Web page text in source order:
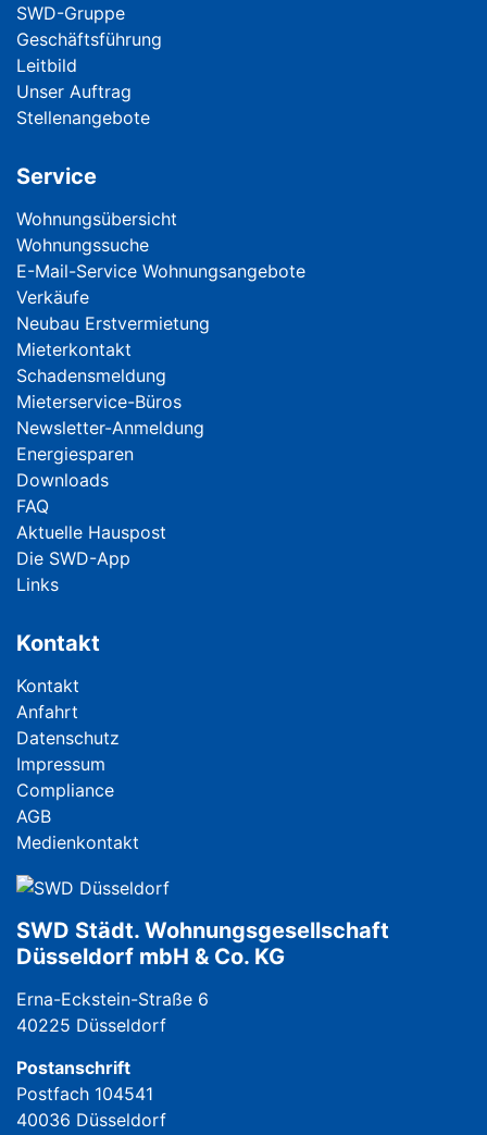
Navigation überspringen
SWD-Gruppe
Geschäftsführung
Leitbild
Unser Auftrag
Stellenangebote
Service
Navigation überspringen
Wohnungsübersicht
Wohnungssuche
E-Mail-Service Wohnungsangebote
Verkäufe
Neubau Erstvermietung
Mieterkontakt
Schadensmeldung
Mieterservice-Büros
Newsletter-Anmeldung
Energiesparen
Downloads
FAQ
Aktuelle Hauspost
Die SWD-App
Links
Kontakt
Navigation überspringen
Kontakt
Anfahrt
Datenschutz
Impressum
Compliance
AGB
Medienkontakt
SWD Städt. Wohnungsgesellschaft
Düsseldorf mbH & Co. KG
Erna-Eckstein-Straße 6
40225 Düsseldorf
Postanschrift
Postfach 104541
40036 Düsseldorf